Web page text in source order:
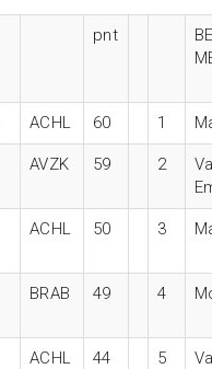
pnt
ACHL 60 1
AVZK 59 2
ACHL 50 3
BRAB 49 4
ACHL 44 5